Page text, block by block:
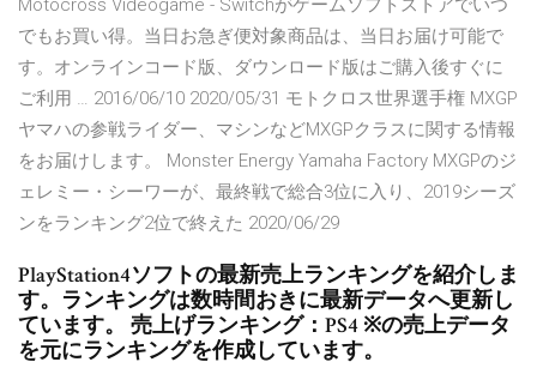
Motocross Videogame - Switchがゲームソフトストアでいつ
でもお買い得。当日お急ぎ便対象商品は、当日お届け可能で
す。オンラインコード版、ダウンロード版はご購入後すぐに
ご利用 … 2016/06/10 2020/05/31 モトクロス世界選手権 MXGP
ヤマハの参戦ライダー、マシンなどMXGPクラスに関する情報
をお届けします。 Monster Energy Yamaha Factory MXGPのジ
ェレミー・シーワーが、最終戦で総合3位に入り、2019シーズ
ンをランキング2位で終えた 2020/06/29
PlayStation4ソフトの最新売上ランキングを紹介しま
す。ランキングは数時間おきに最新データへ更新し
ています。 売上げランキング：PS4 ※の売上データ
を元にランキングを作成しています。